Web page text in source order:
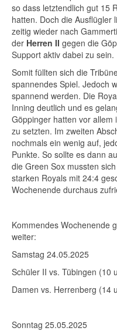
so dass letztendlich gut 15
hatten. Doch die Ausflügler
zeitig wieder nach
der Herren II gegen die
Support aktiv dabei zu sein.
Somit füllten sich die
spannendes Spiel. Jedoch
spannend werden. Die
Inning deutlich und es
Göppinger hatten vor allem
zu setzten. Im zweiten
nochmals ein wenig auf,
Punkte. So sollte es dann
die Green Sox mussten
starken Royals mit 24:4
Wochenende durchaus
Kommendes Wochenende
weiter:
Samstag 24.05.2025
Schüler II vs. Tübingen (10
Damen vs. Herrenberg (14
Sonntag 25.05.2025